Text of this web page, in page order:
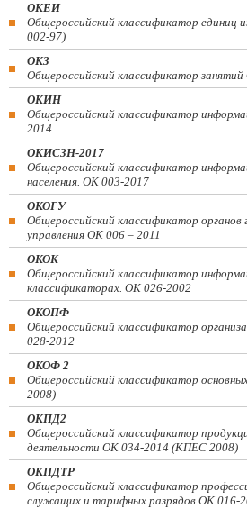
ОКЕИ
Общероссийский классификатор единиц
002-97)
ОКЗ
Общероссийский классификатор
ОКИН
Общероссийский классификатор
2014
ОКИСЗН-2017
Общероссийский классификатор
населения. ОК 003-2017
ОКОГУ
Общероссийский классификатор органов
управления ОК 006 – 2011
ОКОК
Общероссийский классификатор
классификаторах. ОК 026-2002
ОКОПФ
Общероссийский классификатор
028-2012
ОКОФ 2
Общероссийский классификатор
2008)
ОКПД2
Общероссийский классификатор
деятельности ОК 034-2014 (КПЕС 2008)
ОКПДТР
Общероссийский классификатор
служащих и тарифных разрядов ОК 016-